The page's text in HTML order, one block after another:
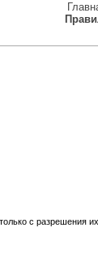
с разрешения их